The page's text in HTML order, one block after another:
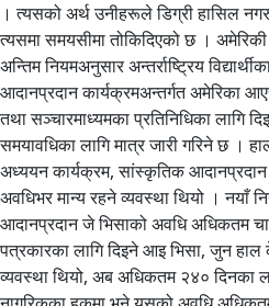
। त्यसको अर्थ उनीहरूले डिग्री हासिल
त्यसमा समयसीमा तोकिदिएको छ । अमेरिकी
अन्तिम नियमअनुसार अन्तर्राष्ट्रिय
आदानप्रदान कार्यक्रमअन्तर्गत अमेरिका
तथा सञ्चारमाध्यमका प्रतिनिधिका लागि
समयावधिका लागि मात्र जारी गरिने छ ।
अध्ययन कार्यक्रम, सांस्कृतिक आदानप्रदान
अवधिभर मान्य रहने व्यवस्था थियो । नयाँ
आदानप्रदान जे भिसाको अवधि अधिकतम
पत्रकारका लागि दिइने आइ भिसा, जुन हाल
व्यवस्था थियो, अब अधिकतम २४० दिनका